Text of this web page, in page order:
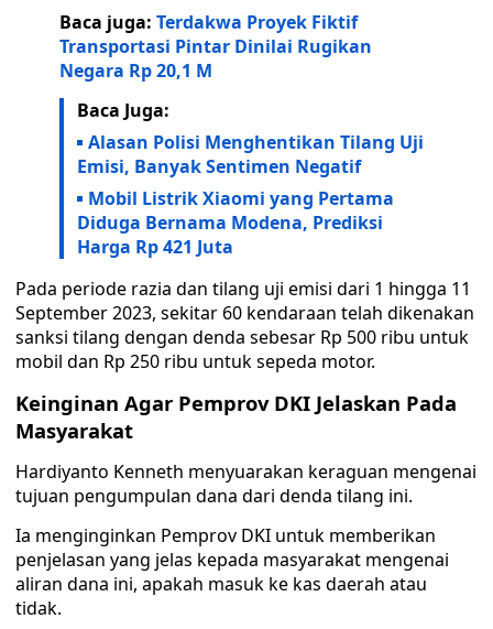
Baca juga: Terdakwa Proyek Fiktif
Transportasi Pintar Dinilai Rugikan
Negara Rp 20,1 M
Baca Juga:
Alasan Polisi Menghentikan Tilang Uji
Emisi, Banyak Sentimen Negatif
Mobil Listrik Xiaomi yang Pertama
Diduga Bernama Modena, Prediksi
Harga Rp 421 Juta
Pada periode razia dan tilang uji emisi dari 1 hingga 11
September 2023, sekitar 60 kendaraan telah dikenakan
sanksi tilang dengan denda sebesar Rp 500 ribu untuk
mobil dan Rp 250 ribu untuk sepeda motor.
Keinginan Agar Pemprov DKI Jelaskan Pada
Masyarakat
Hardiyanto Kenneth menyuarakan keraguan mengenai
tujuan pengumpulan dana dari denda tilang ini.
Ia menginginkan Pemprov DKI untuk memberikan
penjelasan yang jelas kepada masyarakat mengenai
aliran dana ini, apakah masuk ke kas daerah atau
tidak.